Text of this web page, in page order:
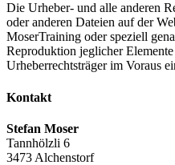
Die Urheber- und alle anderen
oder anderen Dateien auf der
MoserTraining oder speziell
Reproduktion jeglicher
Urheberrechtsträger im Voraus
Kontakt
Stefan Moser
Tannhölzli 6
3473 Alchenstorf